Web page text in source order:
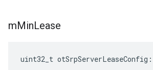
mMinLease
uint32_t otSrpServerLeaseConfig